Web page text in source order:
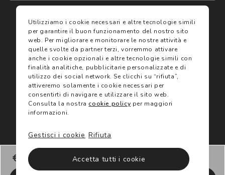
I miei preferiti
Assicurazioni
Servizi
Trova negozio
Gift Card
€ 198,00
Termini e condizioni
Termini di vendita
Avvertenze e informazioni di sicurezza sui prodotti
Informativa sulla Privacy
Utilizzo dei cookie
Utilizziamo i cookie necessari e altre tecnologie simili
per garantire il buon funzionamento del nostro sito
web. Per migliorare e monitorare le nostre attività e
quelle svolte da partner terzi, vorremmo attivare
anche i cookie opzionali e altre tecnologie simili con
finalità analitiche, pubblicitarie personalizzate e di
utilizzo dei social network. Se clicchi su “rifiuta”,
attiveremo solamente i cookie necessari per
consentirti di navigare e utilizzare il sito web.
Consulta la nostracookie policy per maggiori
informazioni.
Accetta tutti i cookie
Rifiuta
Gestisci i cookie